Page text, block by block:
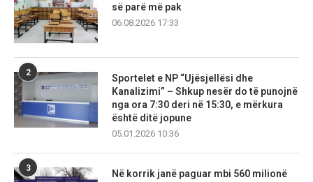
së parë më pak
06.08.2026 17:33
2
Sportelet e NP “Ujësjellësi dhe
Kanalizimi” – Shkup nesër do të punojnë
nga ora 7:30 deri në 15:30, e mërkura
është ditë jopune
05.01.2026 10:36
3
Në korrik janë paguar mbi 560 milionë